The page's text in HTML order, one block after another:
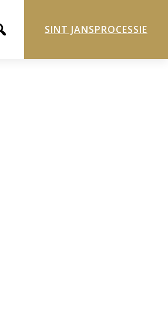
SINT JANSPROCESSIE